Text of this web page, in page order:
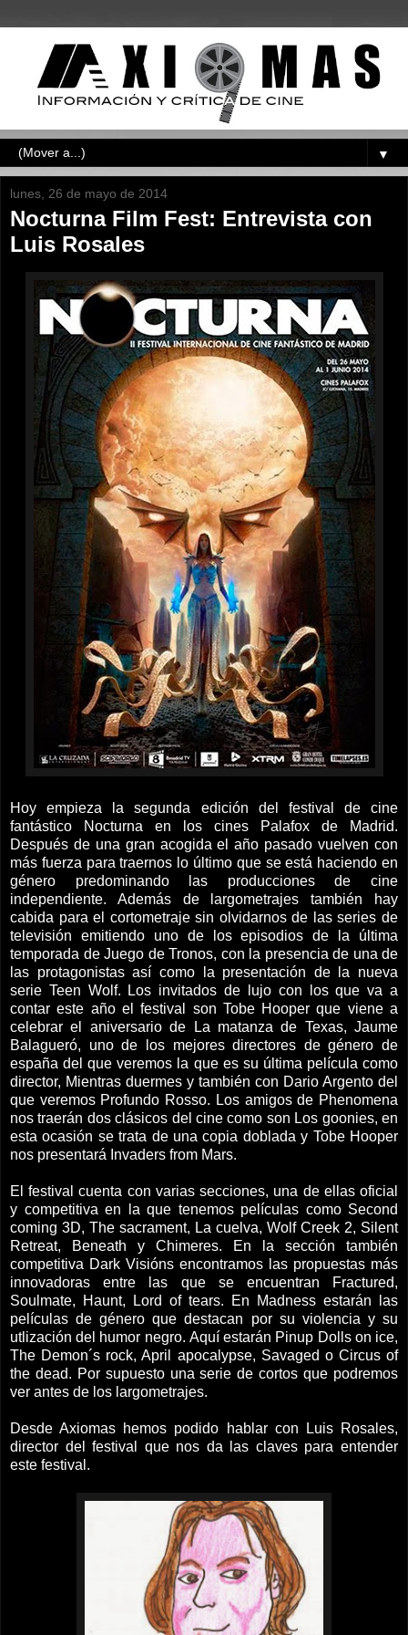
▼
lunes, 26 de mayo de 2014
Nocturna Film Fest: Entrevista con
Luis Rosales
Hoy empieza la segunda edición del festival de cine
fantástico Nocturna en los cines Palafox de Madrid.
Después de una gran acogida el año pasado vuelven con
más fuerza para traernos lo último que se está haciendo en
género predominando las producciones de cine
independiente. Además de largometrajes también hay
cabida para el cortometraje sin olvidarnos de las series de
televisión emitiendo uno de los episodios de la última
temporada de Juego de Tronos, con la presencia de una de
las protagonistas así como la presentación de la nueva
serie Teen Wolf. Los invitados de lujo con los que va a
contar este año el festival son Tobe Hooper que viene a
celebrar el aniversario de La matanza de Texas, Jaume
Balagueró, uno de los mejores directores de género de
españa del que veremos la que es su última película como
director, Mientras duermes y también con Dario Argento del
que veremos Profundo Rosso. Los amigos de Phenomena
nos traerán dos clásicos del cine como son Los goonies, en
esta ocasión se trata de una copia doblada y Tobe Hooper
nos presentará Invaders from Mars.
El festival cuenta con varias secciones, una de ellas oficial
y competitiva en la que tenemos películas como Second
coming 3D, The sacrament, La cuelva, Wolf Creek 2, Silent
Retreat, Beneath y Chimeres. En la sección también
competitiva Dark Visións encontramos las propuestas más
innovadoras entre las que se encuentran Fractured,
Soulmate, Haunt, Lord of tears. En Madness estarán las
películas de género que destacan por su violencia y su
utlización del humor negro. Aquí estarán Pinup Dolls on ice,
The Demon´s rock, April apocalypse, Savaged o Circus of
the dead. Por supuesto una serie de cortos que podremos
ver antes de los largometrajes.
Desde Axiomas hemos podido hablar con Luis Rosales,
director del festival que nos da las claves para entender
este festival.